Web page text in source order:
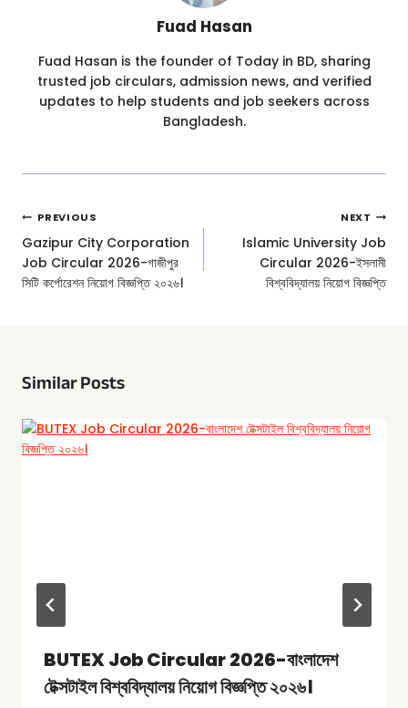
Fuad Hasan
Fuad Hasan is the founder of Today in BD, sharing
trusted job circulars, admission news, and verified
updates to help students and job seekers across
Bangladesh.
Post
Navigation
PREVIOUS
Gazipur City Corporation
Job Circular 2026-গাজীপুর
সিটি কর্পোরেশন নিয়োগ বিজ্ঞপ্তি ২০২৬।
NEXT
Islamic University Job
Circular 2026-ইসলামী
বিশ্ববিদ্যালয় নিয়োগ বিজ্ঞপ্তি
Similar Posts
BUTEX Job Circular 2026-বাংলাদেশ
টেক্সটাইল বিশ্ববিদ্যালয় নিয়োগ বিজ্ঞপ্তি ২০২৬।